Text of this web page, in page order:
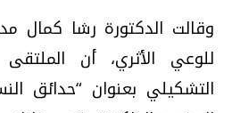
وقالت الدكتورة رشا كمال
للوعي الأثري، أن
التشكيلي بعنوان “حدائق